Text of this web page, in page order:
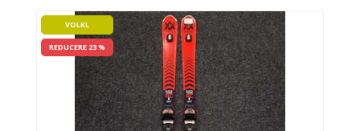
VOLKL
REDUCERE 23 %